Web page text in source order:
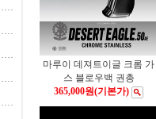
마루이 데져트이글 크롬 가
스 블로우백 권총
365,000원(기본가)